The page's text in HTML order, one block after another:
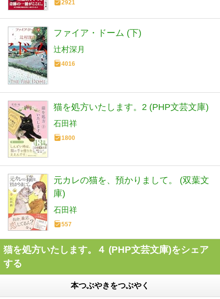
2921
ファイア・ドーム (下)
辻村深月
4016
猫を処方いたします。2 (PHP文芸文庫)
石田祥
1800
元カレの猫を、預かりまして。 (双葉文
庫)
石田祥
557
猫を処方いたします。４ (PHP文芸文庫)をシェア
する
本つぶやきをつぶやく